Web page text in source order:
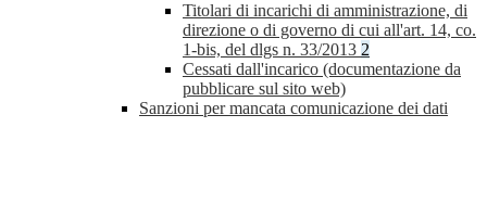
Titolari di incarichi di amministrazione, di
direzione o di governo di cui all'art. 14, co.
1-bis, del dlgs n. 33/2013 2
Cessati dall'incarico (documentazione da
pubblicare sul sito web)
Sanzioni per mancata comunicazione dei dati